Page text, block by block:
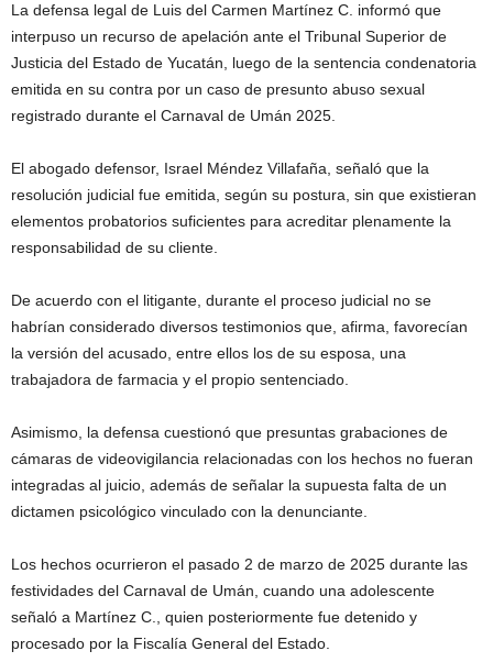
La defensa legal de Luis del Carmen Martínez C. informó que
interpuso un recurso de apelación ante el Tribunal Superior de
Justicia del Estado de Yucatán, luego de la sentencia condenatoria
emitida en su contra por un caso de presunto abuso sexual
registrado durante el Carnaval de Umán 2025.
El abogado defensor, Israel Méndez Villafaña, señaló que la
resolución judicial fue emitida, según su postura, sin que existieran
elementos probatorios suficientes para acreditar plenamente la
responsabilidad de su cliente.
De acuerdo con el litigante, durante el proceso judicial no se
habrían considerado diversos testimonios que, afirma, favorecían
la versión del acusado, entre ellos los de su esposa, una
trabajadora de farmacia y el propio sentenciado.
Asimismo, la defensa cuestionó que presuntas grabaciones de
cámaras de videovigilancia relacionadas con los hechos no fueran
integradas al juicio, además de señalar la supuesta falta de un
dictamen psicológico vinculado con la denunciante.
Los hechos ocurrieron el pasado 2 de marzo de 2025 durante las
festividades del Carnaval de Umán, cuando una adolescente
señaló a Martínez C., quien posteriormente fue detenido y
procesado por la Fiscalía General del Estado.